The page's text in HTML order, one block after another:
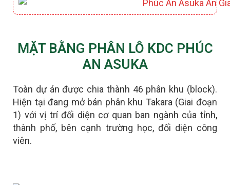
MẶT BẰNG PHÂN LÔ KDC PHÚC
AN ASUKA
Toàn dự án được chia thành 46 phân khu (block).
Hiện tại đang mở bán phân khu Takara (Giai đoạn
1) với vị trí đối diện cơ quan ban ngành của tỉnh,
thành phố, bên cạnh trường học, đối diện công
viên.